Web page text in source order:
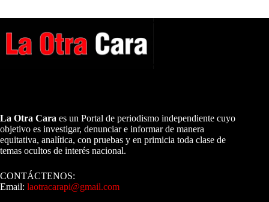
La Otra Cara es un Portal de periodismo independiente cuyo
objetivo es investigar, denunciar e informar de manera
equitativa, analítica, con pruebas y en primicia toda clase de
temas ocultos de interés nacional.
CONTÁCTENOS:
Email: laotracarapi@gmail.com